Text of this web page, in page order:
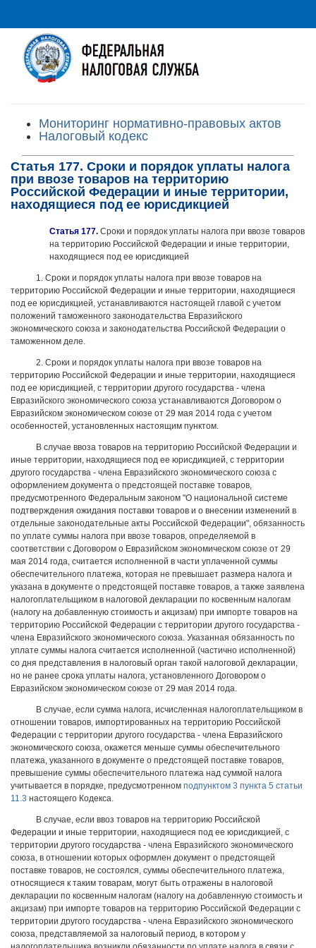
Мониторинг нормативно-правовых актов
Налоговый кодекс
Статья 177. Сроки и порядок уплаты налога
при ввозе товаров на территорию
Российской Федерации и иные территории,
находящиеся под ее юрисдикцией
Статья 177. Сроки и порядок уплаты налога при ввозе товаров
на территорию Российской Федерации и иные территории,
находящиеся под ее юрисдикцией
1. Сроки и порядок уплаты налога при ввозе товаров на
территорию Российской Федерации и иные территории, находящиеся
под ее юрисдикцией, устанавливаются настоящей главой с учетом
положений таможенного законодательства Евразийского
экономического союза и законодательства Российской Федерации о
таможенном деле.
2. Сроки и порядок уплаты налога при ввозе товаров на
территорию Российской Федерации и иные территории, находящиеся
под ее юрисдикцией, с территории другого государства - члена
Евразийского экономического союза устанавливаются Договором о
Евразийском экономическом союзе от 29 мая 2014 года с учетом
особенностей, установленных настоящим пунктом.
В случае ввоза товаров на территорию Российской Федерации и
иные территории, находящиеся под ее юрисдикцией, с территории
другого государства - члена Евразийского экономического союза с
оформлением документа о предстоящей поставке товаров,
предусмотренного Федеральным законом "О национальной системе
подтверждения ожидания поставки товаров и о внесении изменений в
отдельные законодательные акты Российской Федерации", обязанность
по уплате суммы налога при ввозе товаров, определяемой в
соответствии с Договором о Евразийском экономическом союзе от 29
мая 2014 года, считается исполненной в части уплаченной суммы
обеспечительного платежа, которая не превышает размера налога и
указана в документе о предстоящей поставке товаров, а также заявлена
налогоплательщиком в налоговой декларации по косвенным налогам
(налогу на добавленную стоимость и акцизам) при импорте товаров на
территорию Российской Федерации с территории другого государства -
члена Евразийского экономического союза. Указанная обязанность по
уплате суммы налога считается исполненной (частично исполненной)
со дня представления в налоговый орган такой налоговой декларации,
но не ранее срока уплаты налога, установленного Договором о
Евразийском экономическом союзе от 29 мая 2014 года.
В случае, если сумма налога, исчисленная налогоплательщиком в
отношении товаров, импортированных на территорию Российской
Федерации с территории другого государства - члена Евразийского
экономического союза, окажется меньше суммы обеспечительного
платежа, указанного в документе о предстоящей поставке товаров,
превышение суммы обеспечительного платежа над суммой налога
учитывается в порядке, предусмотренном подпунктом 3 пункта 5 статьи
11.3 настоящего Кодекса.
В случае, если ввоз товаров на территорию Российской
Федерации и иные территории, находящиеся под ее юрисдикцией, с
территории другого государства - члена Евразийского экономического
союза, в отношении которых оформлен документ о предстоящей
поставке товаров, не состоялся, суммы обеспечительного платежа,
относящиеся к таким товарам, могут быть отражены в налоговой
декларации по косвенным налогам (налогу на добавленную стоимость и
акцизам) при импорте товаров на территорию Российской Федерации с
территории другого государства - члена Евразийского экономического
союза, представляемой за налоговый период, в котором у